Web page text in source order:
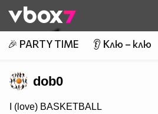
👾
🎉 PARTY TIME 👂 Клю – клю
dob0
I (love) BASKETBALL